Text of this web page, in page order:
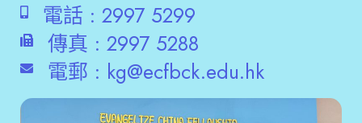
電話 : 2997 5299
傳真 : 2997 5288
電郵 : kg@ecfbck.edu.hk